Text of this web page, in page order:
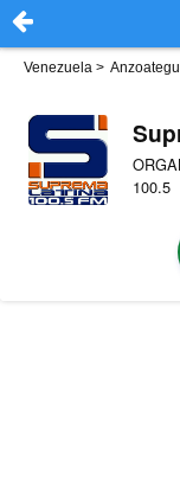
Venezuela >
100.5